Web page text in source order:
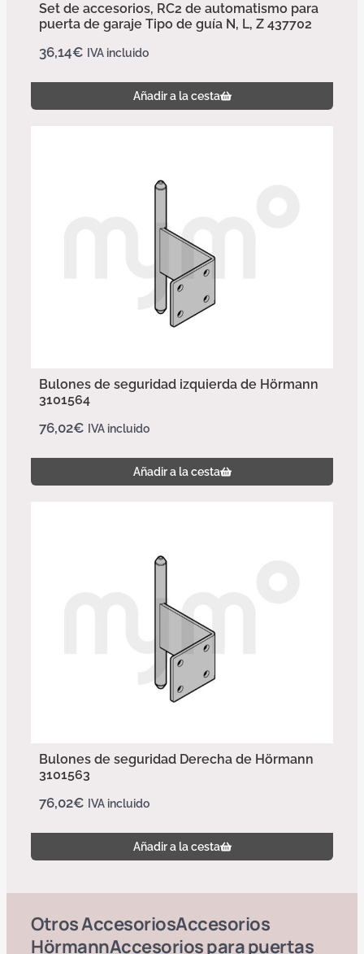
Set de accesorios, RC2 de automatismo para
puerta de garaje Tipo de guía N, L, Z 437702
36,14€ IVA incluido
Añadir a la cesta
Bulones de seguridad izquierda de Hörmann
3101564
76,02€ IVA incluido
Añadir a la cesta
Bulones de seguridad Derecha de Hörmann
3101563
76,02€ IVA incluido
Añadir a la cesta
OtrosAccesoriosAccesorios
HörmannAccesorios para puertas